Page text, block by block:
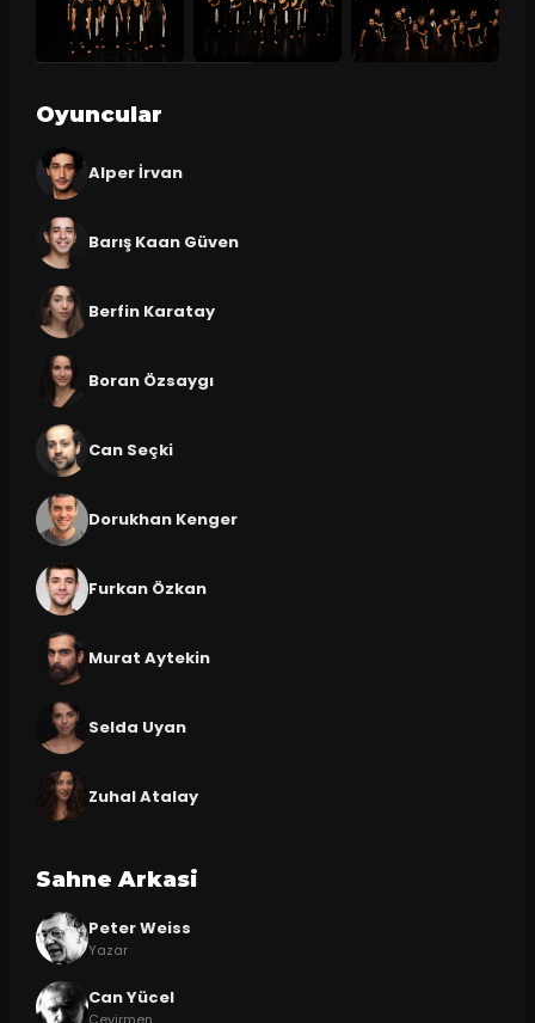
Oyuncular
Alper İrvan
Barış Kaan Güven
Berfin Karatay
Boran Özsaygı
Can Seçki
Dorukhan Kenger
Furkan Özkan
Murat Aytekin
Selda Uyan
Zuhal Atalay
Sahne Arkasi
Peter Weiss
Yazar
Can Yücel